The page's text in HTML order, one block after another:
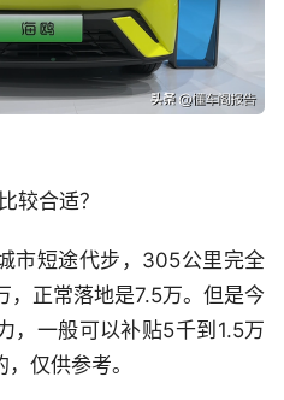
较合适？
市短途代步，305公里完全
，正常落地是7.5万。但是今
，一般可以补贴5千到1.5万
仅供参考。